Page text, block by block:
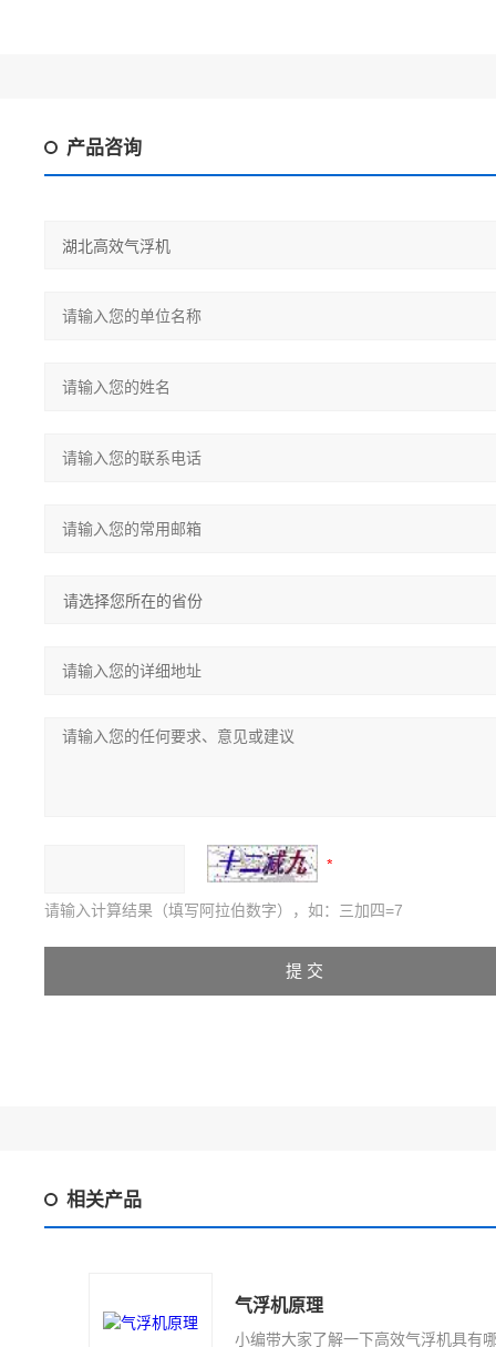
产品咨询
请输入计算结果（填写阿拉伯数字），如：三加四=7
相关产品
气浮机原理